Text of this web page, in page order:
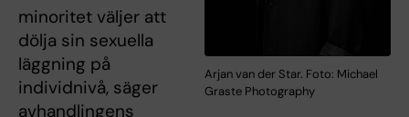
Arjan van der Star. Foto: Michael
Graste Photography
minoritet väljer att
dölja sin sexuella
läggning på
individnivå, säger
avhandlingens